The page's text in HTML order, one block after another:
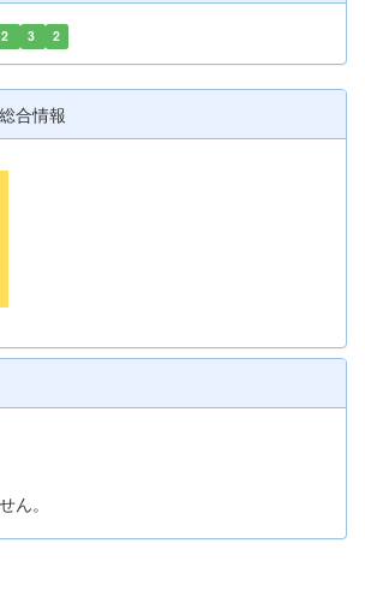
2 3 2
合情報
ん。